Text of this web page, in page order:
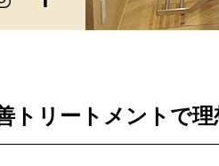
トリートメントで理